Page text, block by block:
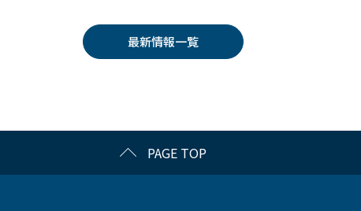
最新情報一覧
PAGE TOP